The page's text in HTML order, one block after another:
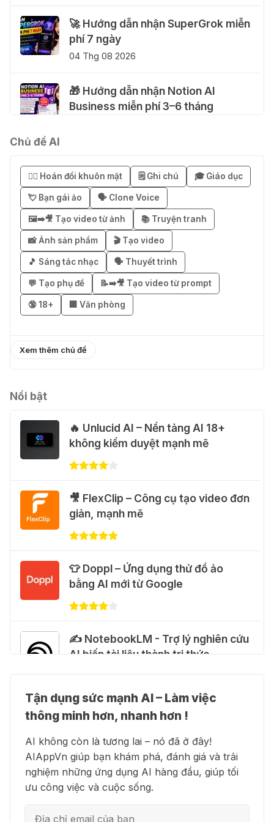
🚀 Hướng dẫn nhận SuperGrok miễn
phí 7 ngày
04 Thg 08 2026
🎁 Hướng dẫn nhận Notion AI
Business miễn phí 3–6 tháng
miễn phí bằng VPN Mexico
02 Thg 08 2026
֎ Cách nhận ChatGPT Go 12 tháng
miễn phí
01 Thg 08 2026
🎁 Hướng dẫn nhận Capcut Pro 1
năm miễn phí
🐈 Nhận miễn phí 30 video AI + 100
hình ảnh mỗi ngày với Dola.com
31 Thg 07 2026
🎁 Hướng dẫn nhận Google Plus 12
tháng miễn phí
28 Thg 07 2026
Cảnh báo: Xuất hiện script và
hướng dẫn giả mạo giúp "mở khóa"
Claude Max 20x miễn phí
27 Thg 07 2026
🍎 Claude for Teachers – chương
🎁 Hướng dẫn nhận ChatGPT
đầu + 1.250 Codex Credits
12 Thg 07 2026
♾️ Hướng dẫn reset Supergrok
Chủ đề AI
😶‍🌫️ Hoán đổi khuôn mặt 🗒️ Ghi chú 🎓 Giáo dục
💘 Bạn gái ảo 🗣️ Clone Voice
🖼️➡️🎥 Tạo video từ ảnh 📚 Truyện tranh
📸 Ảnh sản phẩm 🎬 Tạo video
🎵 Sáng tác nhạc 🗣️ Thuyết trình
💬 Tạo phụ đề 📝➡️🎥 Tạo video từ prompt
🔞 18+ 🏢 Văn phòng
Xem thêm chủ đề
Nổi bật
🔥 Unlucid AI – Nền tảng AI 18+
không kiểm duyệt mạnh mẽ
🎥 FlexClip – Công cụ tạo video đơn
giản, mạnh mẽ
👕 Doppl – Ứng dụng thử đồ ảo
bằng AI mới từ Google
✍️ NotebookLM - Trợ lý nghiên cứu
AI biến tài liệu thành tri thức
👗 Higgsfield AI – Biến ý tưởng
thành phim chất lượng cao
💻 Blackbox AI - Trợ lý lập trình
thông minh
Tận dụng sức mạnh AI – Làm việc
thông minh hơn, nhanh hơn !
AI không còn là tương lai – nó đã ở đây!
AIAppVn giúp bạn khám phá, đánh giá và trải
nghiệm những ứng dụng AI hàng đầu, giúp tối
ưu công việc và cuộc sống.